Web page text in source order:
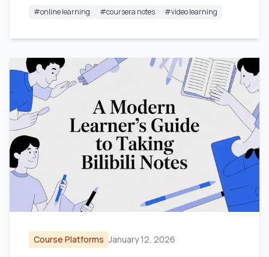
#online learning #coursera notes #video learning
Course Platforms January 12, 2026